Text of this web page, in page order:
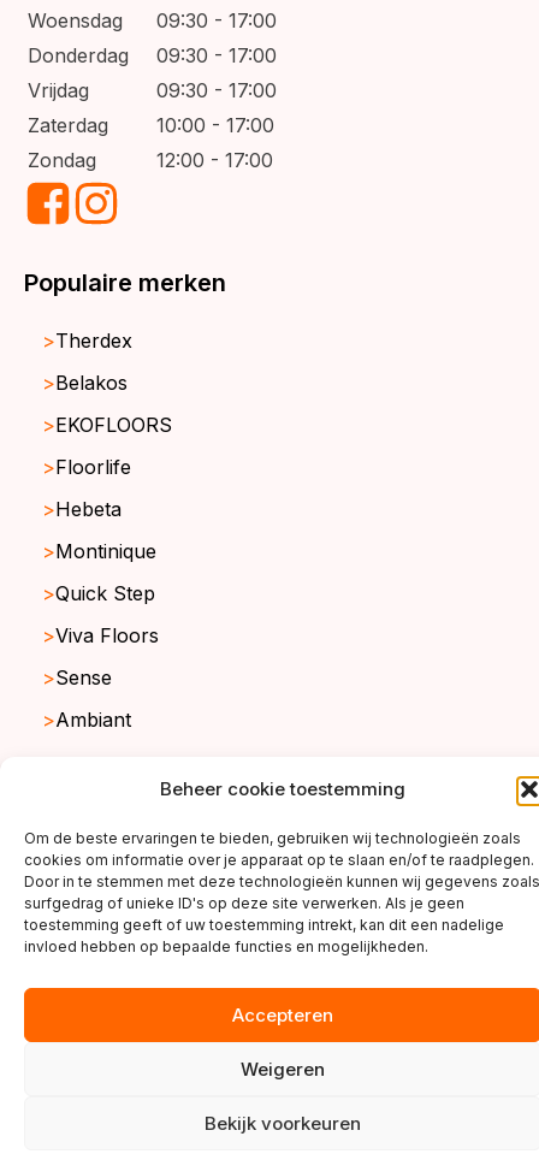
Beheer cookie toestemming
Om de beste ervaringen te bieden, gebruiken wij technologieën zoals
cookies om informatie over je apparaat op te slaan en/of te raadplegen.
Door in te stemmen met deze technologieën kunnen wij gegevens zoals
surfgedrag of unieke ID's op deze site verwerken. Als je geen
toestemming geeft of uw toestemming intrekt, kan dit een nadelige
invloed hebben op bepaalde functies en mogelijkheden.
Accepteren
Weigeren
Bekijk voorkeuren
Woensdag
09:30 - 17:00
Donderdag
09:30 - 17:00
Vrijdag
09:30 - 17:00
Zaterdag
10:00 - 17:00
Zondag
12:00 - 17:00
Populaire merken
Therdex
Belakos
EKOFLOORS
Floorlife
Hebeta
Montinique
Quick Step
Viva Floors
Sense
Ambiant